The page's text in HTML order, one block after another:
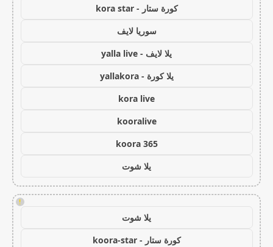
كورة ستار - kora star
سوريا لايف
يلا لايف - yalla live
يلا كورة - yallakora
kora live
kooralive
koora 365
يلا شوت
!
يلا شوت
كورة ستار - koora-star